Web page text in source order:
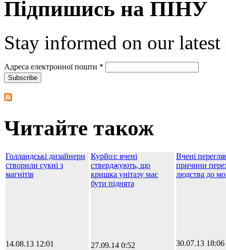
Підпишись на ПІНУ
Stay informed on our latest
Адреса електронної пошти *
Читайте також
Голландські дизайнери
створили сукні з
магнітів
14.08.13 12:01
Курйоз: вчені
стверджують, що
кришка унітазу має
бути піднята
27.09.14 0:52
Вчені
причини
людства до
30.07.13 18:06